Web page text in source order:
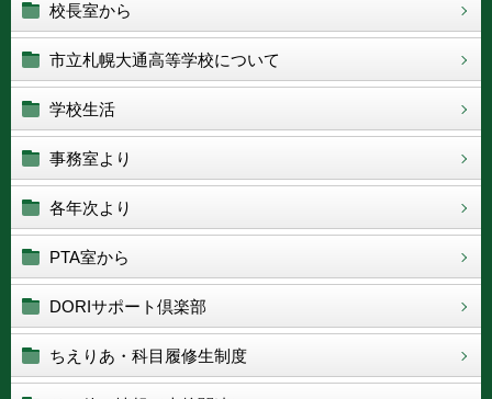
校長室から
市立札幌大通高等学校について
学校生活
事務室より
各年次より
PTA室から
DORIサポート倶楽部
ちえりあ・科目履修生制度